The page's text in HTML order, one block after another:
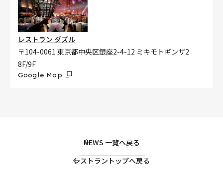
レストラン ダズル
〒104-0061 東京都中央区銀座2-4-12 ミキモトギンザ2
8F/9F
Google Map
NEWS 一覧へ戻る
レストラントップへ戻る